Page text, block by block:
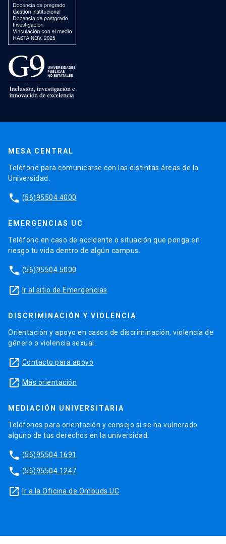
MESA CENTRAL
Teléfono para comunicarse con las distintas áreas de la
Universidad.
phone (56)95504 4000
EMERGENCIAS UC
Teléfono en caso de accidente o situación que ponga en
riesgo tu vida dentro de algún campus.
phone (56)95504 5000
launch Ir al sitio de Emergencias
DISCRIMINACIÓN Y VIOLENCIA
Orientación y apoyo en casos de discriminación, violencia de
género o violencia sexual.
launch Contacto para apoyo
launch Más orientación
MEDIACIÓN UNIVERSITARIA
Teléfonos para orientación y consejo si se ha vulnerado
alguno de tus derechos en la universidad.
phone (56)95504 1691
phone (56)95504 1247
launch Ir a la Oficina de Ombuds UC